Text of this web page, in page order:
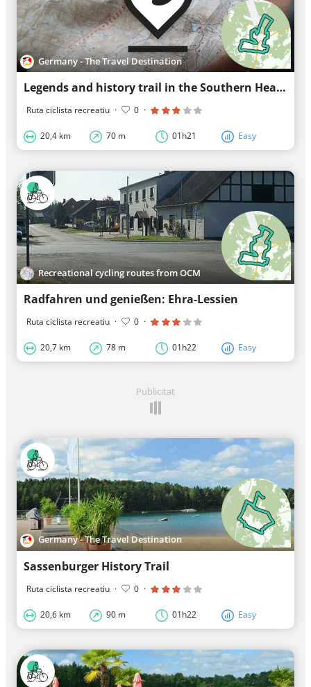
Germany - The Travel Destination
Legends and history trail in the Southern Heath Gifhorn
Ruta ciclista recreatiu · 0 ·
20,4 km 70 m 01h21 Easy
Recreational cycling routes from OCM
Radfahren und genießen: Ehra-Lessien
Ruta ciclista recreatiu · 0 ·
20,7 km 78 m 01h22 Easy
Publicitat
Germany - The Travel Destination
Sassenburger History Trail
Ruta ciclista recreatiu · 0 ·
20,6 km 90 m 01h22 Easy